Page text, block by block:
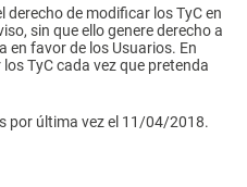
derecho de modificar los TyC en
sin que ello genere derecho a
en favor de los Usuarios. En
TyC cada vez que pretenda
por última vez el 11/04/2018.